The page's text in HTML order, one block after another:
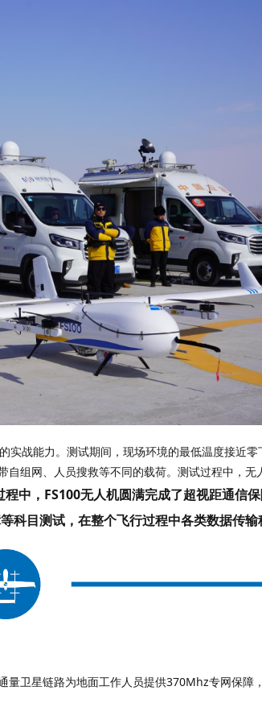
组网、人员搜救等不同的载荷。测试过程中，无
程中，FS100无人机圆满完成了超视距通信
科目测试，在整个飞行过程中各类数据传输
卫星链路为地面工作人员提供370Mhz专网保障